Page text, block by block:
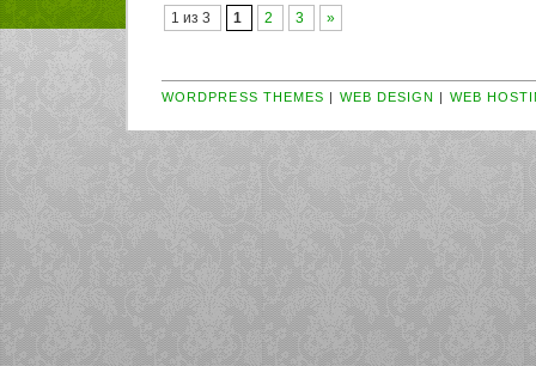
1 из 3 1 2 3 »
WORDPRESS THEMES WEB DESIGN WEB